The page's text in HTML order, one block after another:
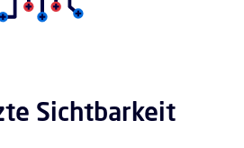
Sichtbarkeit